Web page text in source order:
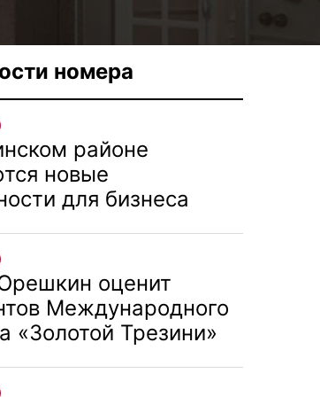
номера
районе
новые
для бизнеса
оценит
Международного
«Золотой Трезини»